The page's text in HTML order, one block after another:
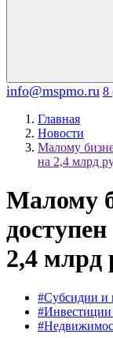
info@mspmo.ru 8
Главная
Новости
Малому
на 2,4 млрд
Малому
2,4 млрд
#Субсидии и